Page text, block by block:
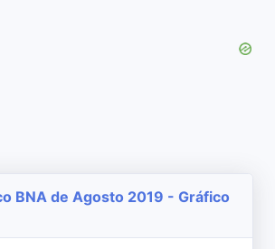
BNA de Agosto 2019 - Gráfico